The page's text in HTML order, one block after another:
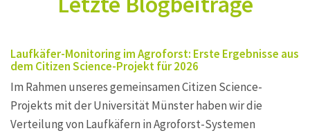
Laufkäfer-Monitoring im Agroforst: Erste Ergebnisse aus
dem Citizen Science-Projekt für 2026
Im Rahmen unseres gemeinsamen Citizen Science-
Projekts mit der Universität Münster haben wir die
Verteilung von Laufkäfern in Agroforst-Systemen